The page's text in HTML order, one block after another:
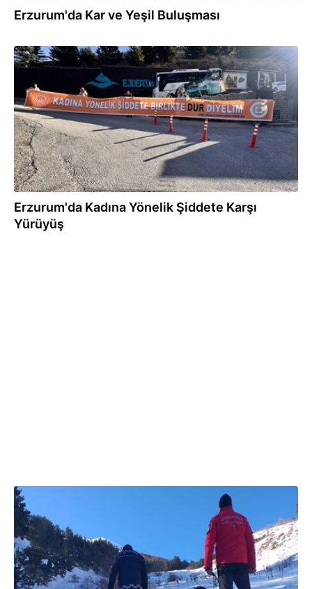
Erzurum'da Kar ve Yeşil Buluşması
22.11.2025
Erzurum'da Kadına Yönelik Şiddete Karşı
Yürüyüş